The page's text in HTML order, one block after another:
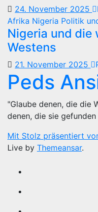
24. November 2025
Afrika Nigeria Politik
Nigeria und die
Westens
21. November 2025
Peds
"Glaube denen, die die
denen, die sie
Mit Stolz präsentiert
Live by Themeansar.